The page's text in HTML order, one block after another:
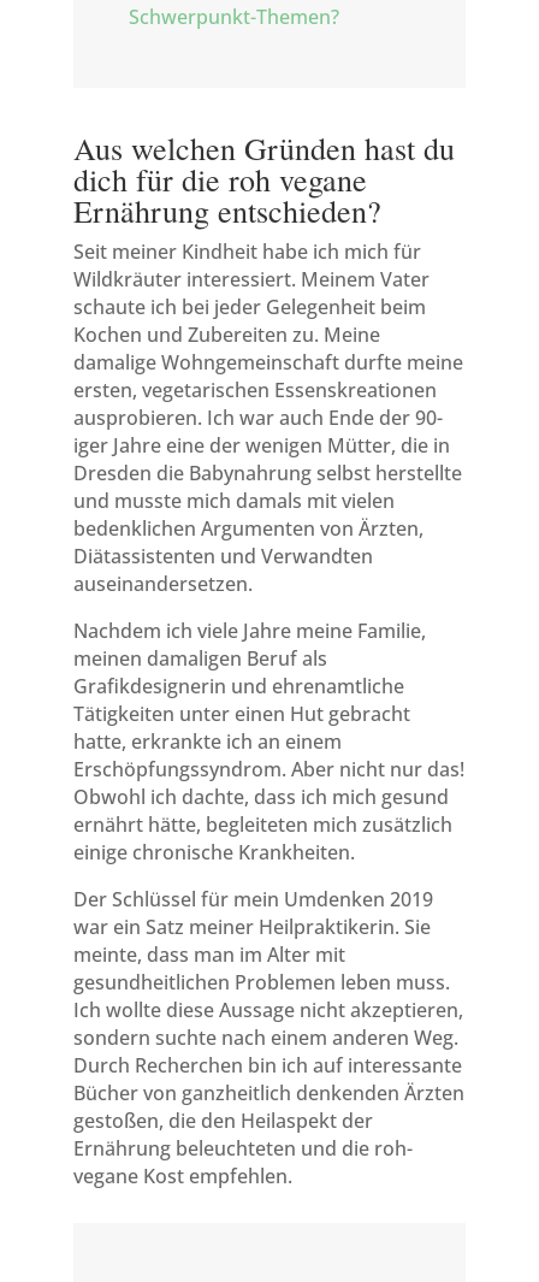
Schwerpunkt-Themen?
Aus welchen Gründen hast du
dich für die roh vegane
Ernährung entschieden?
Seit meiner Kindheit habe ich mich für
Wildkräuter interessiert. Meinem Vater
schaute ich bei jeder Gelegenheit beim
Kochen und Zubereiten zu. Meine
damalige Wohngemeinschaft durfte meine
ersten, vegetarischen Essenskreationen
ausprobieren. Ich war auch Ende der 90-
iger Jahre eine der wenigen Mütter, die in
Dresden die Babynahrung selbst herstellte
und musste mich damals mit vielen
bedenklichen Argumenten von Ärzten,
Diätassistenten und Verwandten
auseinandersetzen.
Nachdem ich viele Jahre meine Familie,
meinen damaligen Beruf als
Grafikdesignerin und ehrenamtliche
Tätigkeiten unter einen Hut gebracht
hatte, erkrankte ich an einem
Erschöpfungssyndrom. Aber nicht nur das!
Obwohl ich dachte, dass ich mich gesund
ernährt hätte, begleiteten mich zusätzlich
einige chronische Krankheiten.
Der Schlüssel für mein Umdenken 2019
war ein Satz meiner Heilpraktikerin. Sie
meinte, dass man im Alter mit
gesundheitlichen Problemen leben muss.
Ich wollte diese Aussage nicht akzeptieren,
sondern suchte nach einem anderen Weg.
Durch Recherchen bin ich auf interessante
Bücher von ganzheitlich denkenden Ärzten
gestoßen, die den Heilaspekt der
Ernährung beleuchteten und die roh-
vegane Kost empfehlen.